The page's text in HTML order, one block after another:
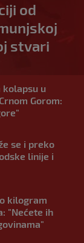
od
stvari
kolapsu u
Gorom:
se i preko
linije i
kilogram
"Nećete ih